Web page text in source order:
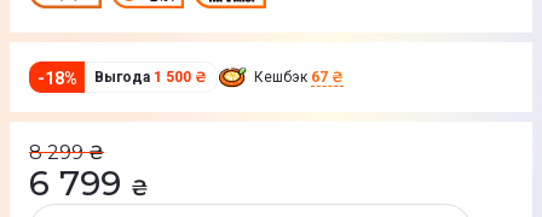
-18% Выгода 1 500 ₴ Кешбэк 67 ₴
8 299 ₴
6 799 ₴